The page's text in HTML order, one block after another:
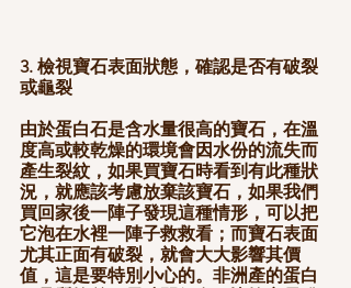
3. 檢視寶石表面狀態，確認是否有破裂
或龜裂
由於蛋白石是含水量很高的寶石，在溫
度高或較乾燥的環境會因水份的流失而
產生裂紋，如果買寶石時看到有此種狀
況，就應該考慮放棄該寶石，如果我們
買回家後一陣子發現這種情形，可以把
它泡在水裡一陣子救救看；而寶石表面
尤其正面有破裂，就會大大影響其價
值，這是要特別小心的。非洲產的蛋白